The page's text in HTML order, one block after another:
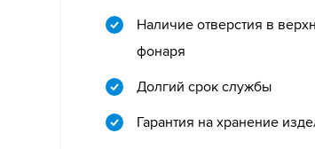
Наличие отверстия в
фонаря
Долгий срок службы
Гарантия на хранение